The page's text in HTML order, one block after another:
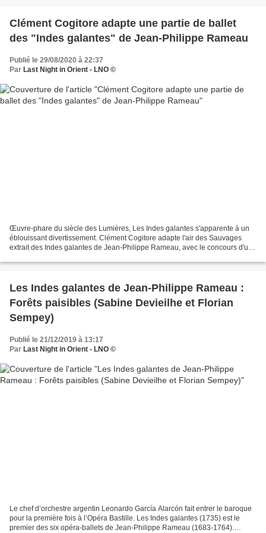
Clément Cogitore adapte une partie de ballet
des "Indes galantes" de Jean-Philippe Rameau
Publié le 29/08/2020 à 22:37
Par Last Night in Orient - LNO ©
Œuvre‑phare du siècle des Lumières, Les Indes galantes s'apparente à un
éblouissant divertissement. Clément Cogitore adapte l'air des Sauvages
extrait des Indes galantes de Jean-Philippe Rameau, avec le concours d'un
Les Indes galantes de Jean-Philippe Rameau :
Forêts paisibles (Sabine Devieilhe et Florian
Sempey)
Publié le 21/12/2019 à 13:17
Par Last Night in Orient - LNO ©
Le chef d’orchestre argentin Leonardo García Alarcón fait entrer le baroque
pour la première fois à l’Opéra Bastille. Les Indes galantes (1735) est le
premier des six opéra-ballets de Jean-Philippe Rameau (1683-1764).